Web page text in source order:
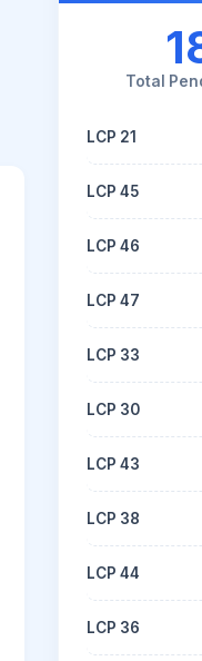
Total
LCP 21
LCP 45
LCP 46
LCP 47
LCP 33
LCP 30
LCP 43
LCP 38
LCP 44
LCP 36